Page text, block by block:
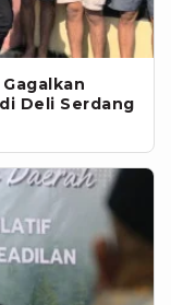
Deli Serdang